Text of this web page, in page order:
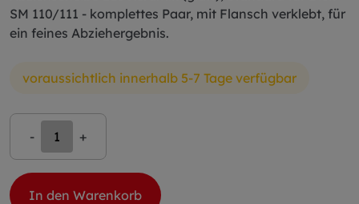
SM 110/111 - komplettes Paar, mit Flansch verklebt, für
ein feines Abziehergebnis.
voraussichtlich innerhalb 5-7 Tage verfügbar
- +
In den Warenkorb